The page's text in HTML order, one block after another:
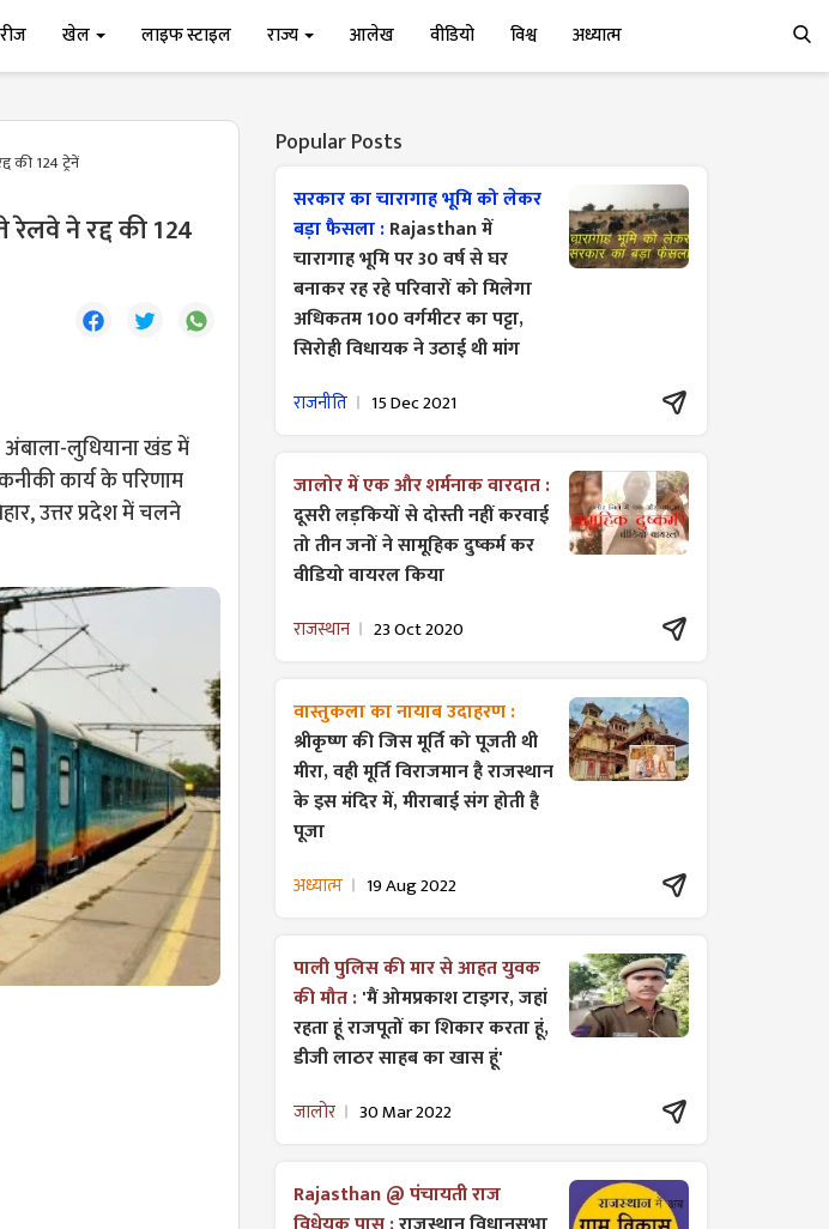
खेल लाइफ स्टाइल राज्य आलेख वीडियो विश्व अध्यात्म
की 124 ट्रेनें
ने रद्द की 124
लुधियाना खंड में
कार्य के परिणाम
उत्तर प्रदेश में चलने
Popular Posts
सरकार का चारागाह भूमि को लेकर
बड़ा फैसला :Rajasthan में
चारागाह भूमि पर 30 वर्ष से घर
बनाकर रह रहे परिवारों को मिलेगा
अधिकतम 100 वर्गमीटर का पट्टा,
सिरोही विधायक ने उठाई थी मांग
राजनीति 15 Dec 2021
जालोर में एक और शर्मनाक वारदात :
दूसरी लड़कियों से दोस्ती नहीं करवाई
तो तीन जनों ने सामूहिक दुष्कर्म कर
वीडियो वायरल किया
राजस्थान 23 Oct 2020
वास्तुकला का नायाब उदाहरण :
श्रीकृष्ण की जिस मूर्ति को पूजती थी
मीरा, वही मूर्ति विराजमान है राजस्थान
के इस मंदिर में, मीराबाई संग होती है
पूजा
अध्यात्म 19 Aug 2022
पाली पुलिस की मार से आहत युवक
की मौत :'मैं ओमप्रकाश टाइगर, जहां
रहता हूं राजपूतों का शिकार करता हूं,
डीजी लाठर साहब का खास हूं'
जालोर 30 Mar 2022
Rajasthan @ पंचायती राज